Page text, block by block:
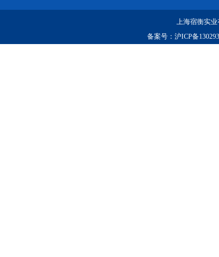
上海宿衡实
备案号： 沪ICP备